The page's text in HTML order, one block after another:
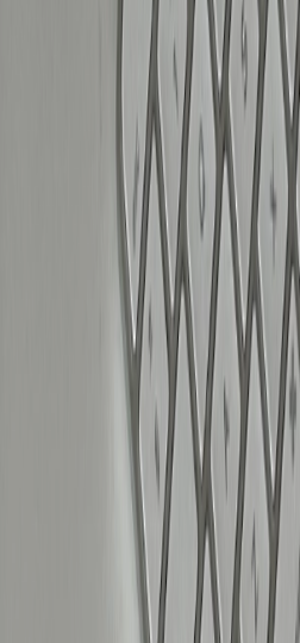
hoe groot moet je
is dat campagnes te klein
Meta’s algoritme te
te optimaliseren.
campagne voldoende
goed te presteren. Hoe
beter de campagne kan
Door het budget hierop af
te verhogen, voorkom
in de leerfase en help
te werken.
testen is essentieel
in 2025 betekent
Het algoritme